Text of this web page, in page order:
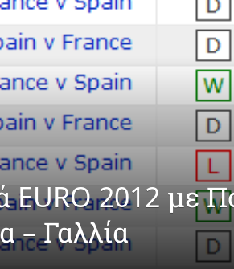
EURO 2012 με
– Γαλλία